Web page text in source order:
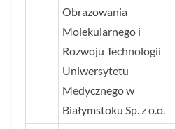
Obrazowania
Molekularnego i
Rozwoju Technologii
Uniwersytetu
Medycznego w
Białymstoku Sp. z o.o.